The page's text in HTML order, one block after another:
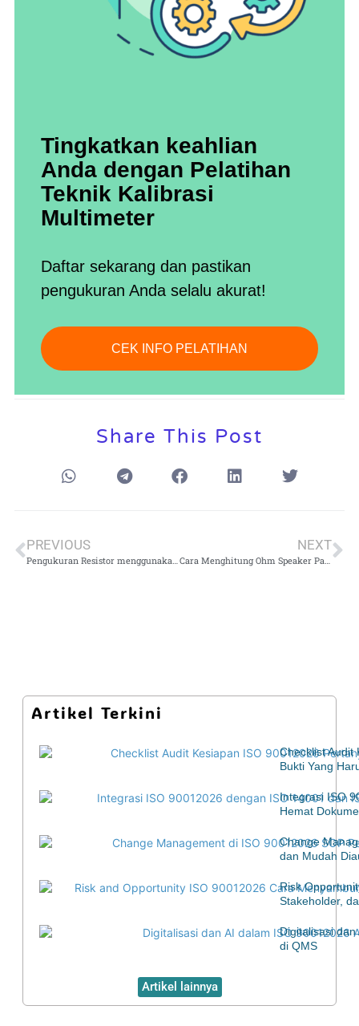
Tingkatkan keahlian
Anda dengan Pelatihan
Teknik Kalibrasi
Multimeter
Daftar sekarang dan pastikan
pengukuran Anda selalu akurat!
CEK INFO PELATIHAN
Share This Post
PREVIOUS
Pengukuran Resistor menggunakan Multimeter: Perbedaan Mode Ohm dan Continuity
NEXT
Cara Menghitung Ohm Speaker Paralel Menggunakan Multimeter Digital
Artikel Terkini
Checklist Audit
Bukti Yang
Integrasi ISO
Hemat
Change
dan Mudah
Risk
Stakeholder,
Digitalisasi
di QMS
Artikel lainnya